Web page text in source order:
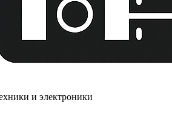
и электроники